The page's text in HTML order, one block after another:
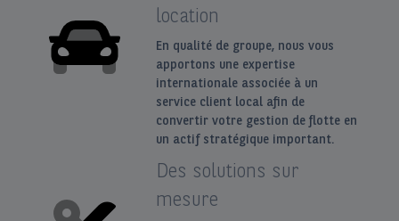
location
En qualité de groupe, nous vous
apportons une expertise
internationale associée à un
service client local afin de
convertir votre gestion de flotte en
un actif stratégique important.
Des solutions sur
mesure